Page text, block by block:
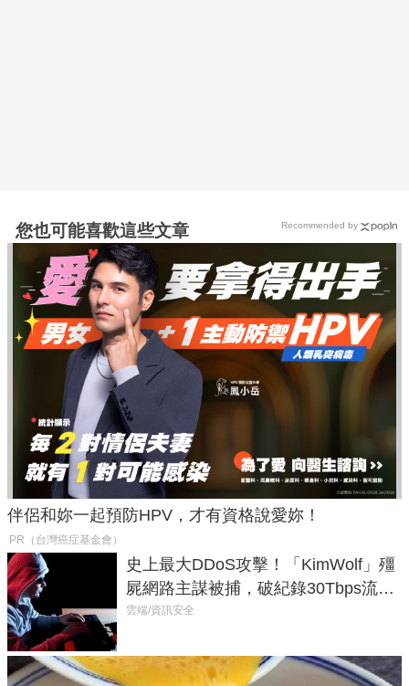
您也可能喜歡這些文章
伴侶和妳一起預防HPV，才有資格說愛妳！
PR（台灣癌症基金會）
史上最大DDoS攻擊！「KimWolf」殭
屍網路主謀被捕，破紀錄30Tbps流量
癱瘓全球！
雲端/資訊安全
Recommended by